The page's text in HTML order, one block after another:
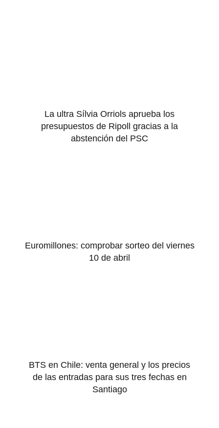
La ultra Sílvia Orriols aprueba los
presupuestos de Ripoll gracias a la
abstención del PSC
Euromillones: comprobar sorteo del viernes
10 de abril
BTS en Chile: venta general y los precios
de las entradas para sus tres fechas en
Santiago